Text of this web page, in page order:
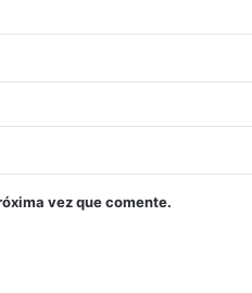
vez que comente.